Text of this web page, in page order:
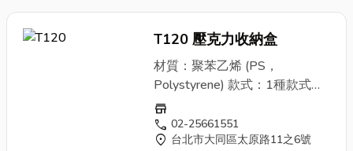
T120 壓克力收納盒
材質：聚苯乙烯 (PS，
Polystyrene) 款式：1種款式、
1種顏色(粉色) 規格與售價： ▶
３格 尺寸：外徑寬24x高8x
側8 cm 每格寬7.4x高
store
call 02-25661551
location_on 台北市大同區太原路11之6號